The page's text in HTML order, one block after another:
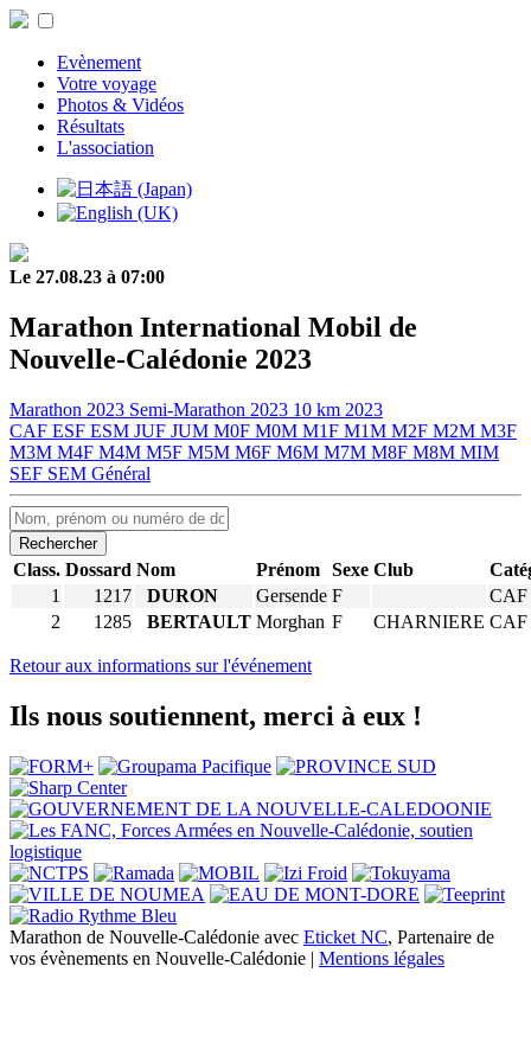
Evènement
Votre voyage
Photos & Vidéos
Résultats
L'association
Le 27.08.23 à 07:00
Marathon International Mobil de
Nouvelle-Calédonie 2023
Marathon 2023 Semi-Marathon 2023 10 km 2023
CAF ESF ESM JUF JUM M0F M0M M1F M1M M2F M2M M3F
M3M M4F M4M M5F M5M M6F M6M M7M M8F M8M MIM
SEF SEM Général
Rechercher
Class. Dossard Nom Prénom Sexe Club
1
1217 DURON Gersende F
CAF
2
1285 BERTAULT Morghan F CHARNIERE CAF
Retour aux informations sur l'événement
Ils nous soutiennent, merci à eux !
Marathon de Nouvelle-Calédonie avec Eticket NC, Partenaire de
vos évènements en Nouvelle-Calédonie | Mentions légales